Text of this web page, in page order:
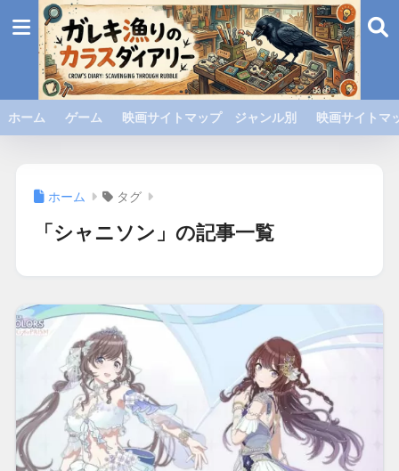
ホーム ゲーム 映画サイトマップ ジャンル別 映画サイト
ホーム タグ
「シャニソン」の記事一覧